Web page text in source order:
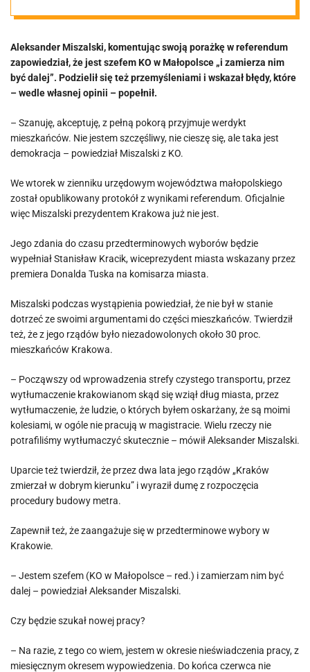
szczęśliwy, nie
cieszę się”
Aleksander Miszalski, komentując swoją porażkę w referendum
zapowiedział, że jest szefem KO w Małopolsce „i zamierza nim
być dalej”. Podzielił się też przemyśleniami i wskazał błędy, które
– wedle własnej opinii – popełnił.
– Szanuję, akceptuję, z pełną pokorą przyjmuje werdykt
mieszkańców. Nie jestem szczęśliwy, nie cieszę się, ale taka jest
demokracja – powiedział Miszalski z KO.
We wtorek w zienniku urzędowym województwa małopolskiego
został opublikowany protokół z wynikami referendum. Oficjalnie
więc Miszalski prezydentem Krakowa już nie jest.
Jego zdania do czasu przedterminowych wyborów będzie
wypełniał Stanisław Kracik, wiceprezydent miasta wskazany przez
premiera Donalda Tuska na komisarza miasta.
Miszalski podczas wystąpienia powiedział, że nie był w stanie
dotrzeć ze swoimi argumentami do części mieszkańców. Twierdził
też, że z jego rządów było niezadowolonych około 30 proc.
mieszkańców Krakowa.
– Począwszy od wprowadzenia strefy czystego transportu, przez
wytłumaczenie krakowianom skąd się wziął dług miasta, przez
wytłumaczenie, że ludzie, o których byłem oskarżany, że są moimi
kolesiami, w ogóle nie pracują w magistracie. Wielu rzeczy nie
potrafiliśmy wytłumaczyć skutecznie – mówił Aleksander Miszalski.
Uparcie też twierdził, że przez dwa lata jego rządów „Kraków
zmierzał w dobrym kierunku” i wyraził dumę z rozpoczęcia
procedury budowy metra.
Zapewnił też, że zaangażuje się w przedterminowe wybory w
Krakowie.
– Jestem szefem (KO w Małopolsce – red.) i zamierzam nim być
dalej – powiedział Aleksander Miszalski.
Czy będzie szukał nowej pracy?
– Na razie, z tego co wiem, jestem w okresie nieświadczenia pracy, z
miesięcznym okresem wypowiedzenia. Do końca czerwca nie